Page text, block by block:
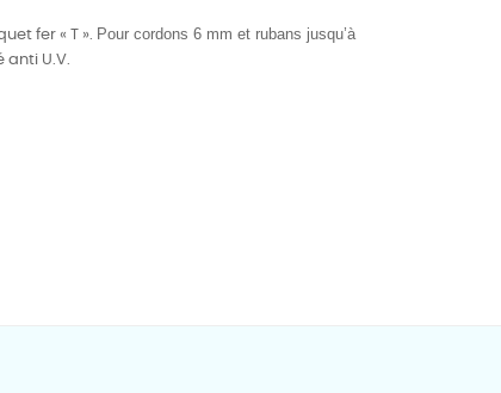
fer « T ». Pour cordons 6 mm et rubans jusqu’à
anti U.V.